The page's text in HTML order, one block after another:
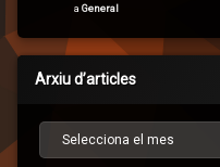
a General
Arxiu d’articles
Arxiu d’articles